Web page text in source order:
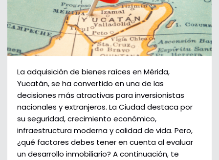
La adquisición de bienes raíces en Mérida,
Yucatán, se ha convertido en una de las
decisiones más atractivas para inversionistas
nacionales y extranjeros. La Ciudad destaca por
su seguridad, crecimiento económico,
infraestructura moderna y calidad de vida. Pero,
¿qué factores debes tener en cuenta al evaluar
un desarrollo inmobiliario? A continuación, te